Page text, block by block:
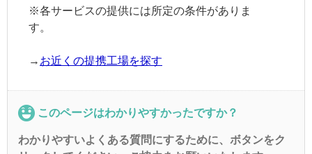
※各サービスの提供には所定の条件がありま
す。
→ お近くの提携工場を探す
このページはわかりやすかったですか？
わかりやすいよくある質問にするために、ボタンをク